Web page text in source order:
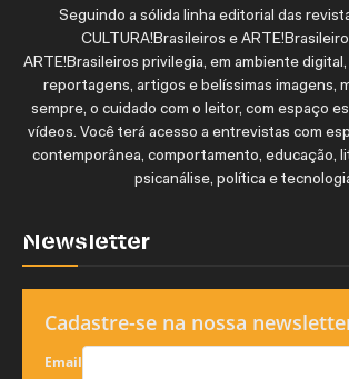
Seguindo a sólida linha editorial das
CULTURA!Brasileiros e
ARTE!Brasileiros privilegia, em ambiente
reportagens, artigos e belíssimas imagens,
sempre, o cuidado com o leitor, com espaço
vídeos. Você terá acesso a entrevistas com
contemporânea, comportamento, educação,
psicanálise, política e
Newsletter
Cadastre-se na nossa
Email